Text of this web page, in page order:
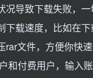
导致下载失败，
载速度，比如在
文件，方便你快
和付费用户，输入